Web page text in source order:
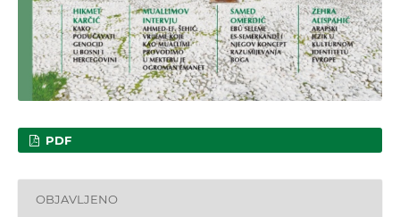
PDF
OBJAVLJENO